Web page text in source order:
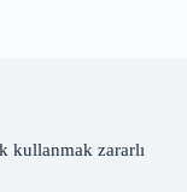
kullanmak zararlı